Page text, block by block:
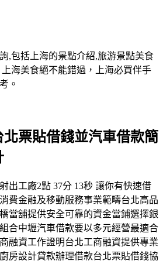
,包括上海的景點介紹,旅游景點美食
海美食絕不能錯過，上海必買伴手
。
票貼借錢並汽車借款簡
出工廠2點 37分 13秒 讓你有快速借
費金融及移動服務事業範疇台北高品
當舖提供安全可靠的資金當鋪選擇銀
合中壢汽車借款要以多元經營最適合
融資工作證明台北工商融資提供專業
房設計貸款辦理借款台北票貼借錢協